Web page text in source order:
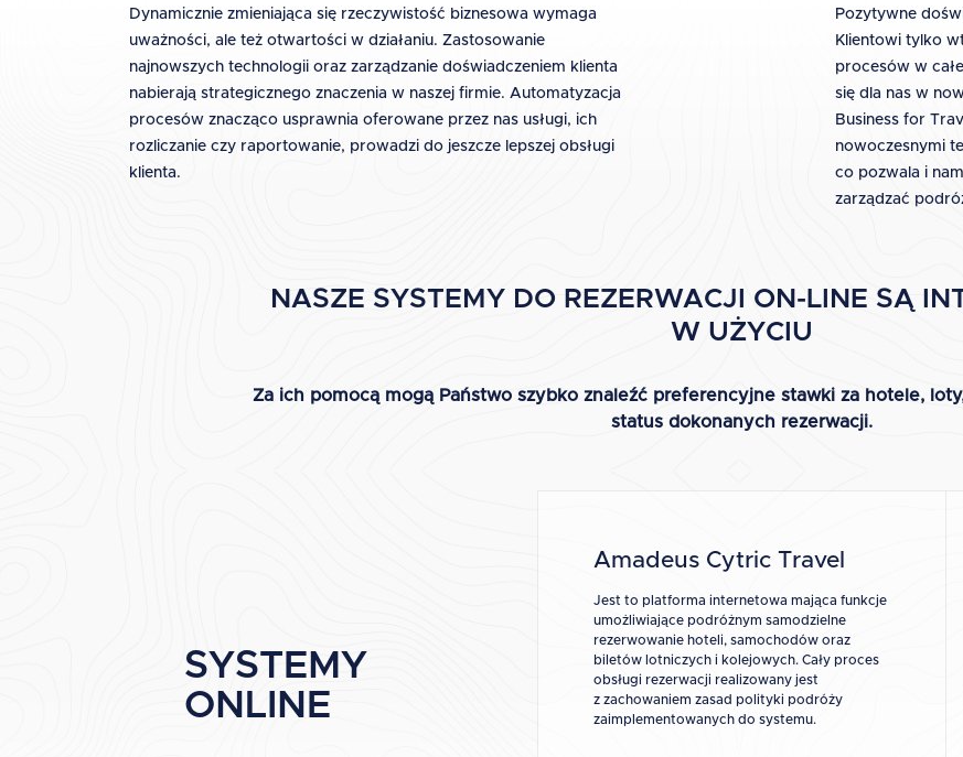
Dynamicznie zmieniająca się rzeczywistość biznesowa wymaga
uważności, ale też otwartości w działaniu. Zastosowanie
najnowszych technologii oraz zarządzanie doświadczeniem klienta
nabierają strategicznego znaczenia w naszej firmie. Automatyzacja
procesów znacząco usprawnia oferowane przez nas usługi, ich
rozliczanie czy raportowanie, prowadzi do jeszcze lepszej obsługi
klienta.
Pozytywne
Klientowi tylko
procesów w
się dla nas w
Business for
nowoczesnymi
co pozwala i
zarządzać
NASZE SYSTEMY DO REZERWACJI ON-LINE SĄ
W UŻYCIU
Za ich pomocą mogą Państwo szybko znaleźć preferencyjne stawki za hotele,
status dokonanych rezerwacji.
SYSTEMY
ONLINE
Amadeus Cytric Travel
Jest to platforma internetowa mająca funkcje
umożliwiające podróżnym samodzielne
rezerwowanie hoteli, samochodów oraz
biletów lotniczych i kolejowych. Cały proces
obsługi rezerwacji realizowany jest
z zachowaniem zasad polityki podróży
zaimplementowanych do systemu.